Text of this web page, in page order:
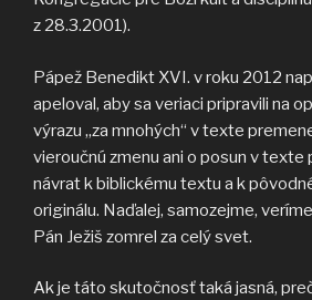
z 28.3.2001).
Pápež Benedikt XVI. v roku 2012
apeloval, aby sa veriaci pripravili na
výrazu „za mnohých“ v texte
vieroučnú zmenu ani o posun v texte
návrat k biblickému textu a k
originálu. Naďalej, samozejme,
Pán Ježiš zomrel za celý svet.
Ak je táto skutočnosť taká jasná,